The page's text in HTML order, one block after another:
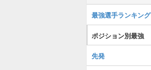
最強選手ランキング
ポジション別最強
先発